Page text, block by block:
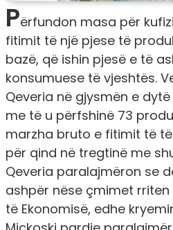
Përfundon masa për
fitimit të një pjese të
bazë, që ishin pjesë e të
konsumuese të vjeshtës.
Qeveria në gjysmën e
me të u përfshinë 73
marzha bruto e fitimit të të
për qind në tregtinë me
Qeveria paralajmëron se
ashpër nëse çmimet rriten
të Ekonomisë, edhe